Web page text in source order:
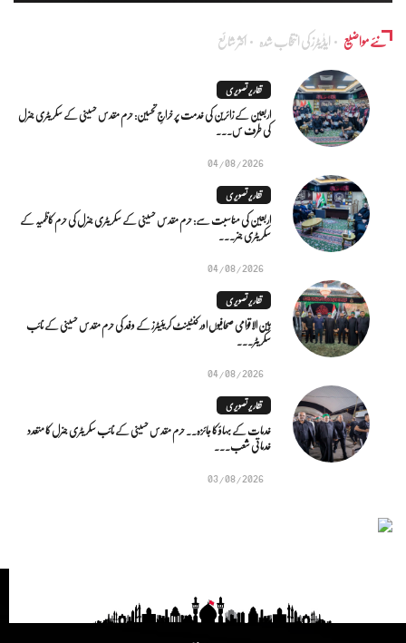
نئے مواضیع ایڈٰیٹرز کی انتخاب شدہ اکثر شائع
تقاریر تصویری
اربعین کے زائرین کی خدمت پر خراجِ تحسین: حرم مقدس حسینی کے سکریٹری جنرل
کی طرف س...
04/08/2026
تقاریر تصویری
اربعین کی مناسبت سے: حرم مقدس حسینی کے سکریٹری جنرل کی حرم کاظمیہ کے
سکریٹری جنر...
04/08/2026
تقاریر تصویری
بین الاقوامی صحافیوں اور کنٹینٹ کریئیٹرز کے وفد کی حرم مقدس حسینی کے نائب
سکریٹر...
04/08/2026
تقاریر تصویری
خدمات کے بہاؤ کا جائزہ.. حرم مقدس حسینی کے نائب سکریٹری جنرل کا متعدد
خدماتی شعب...
03/08/2026